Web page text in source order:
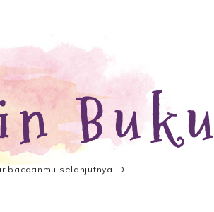
Buku
bacaanmu selanjutnya :D